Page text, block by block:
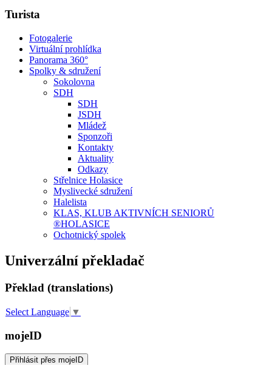
Turista
Fotogalerie
Virtuální prohlídka
Panorama 360°
Spolky & sdružení
Sokolovna
SDH
SDH
JSDH
Mládež
Sponzoři
Kontakty
Aktuality
Odkazy
Střelnice Holasice
Myslivecké sdružení
Halelista
KLAS, KLUB AKTIVNÍCH SENIORŮ
®HOLASICE
Ochotnický spolek
Univerzální překladač
Překlad (translations)
Select Language ▼
mojeID